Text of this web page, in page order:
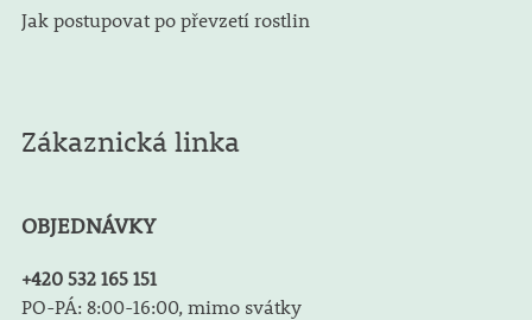
Jak postupovat po převzetí rostlin
Zákaznická linka
OBJEDNÁVKY
+420 532 165 151
PO-PÁ: 8:00-16:00, mimo svátky